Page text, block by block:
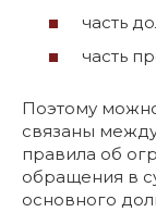
часть
часть
Поэтому можно
связаны
правила об
обращения в
основного